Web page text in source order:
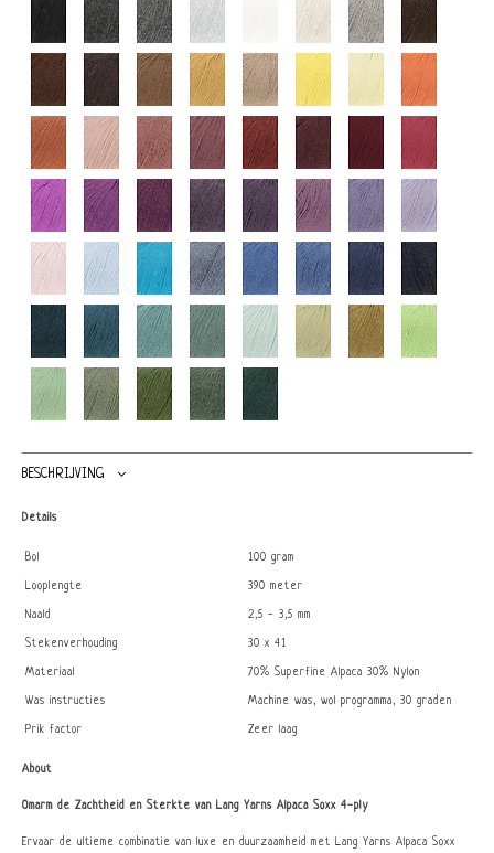
BESCHRIJVING
Details
Bol 100 gram
Looplengte 390 meter
Naald 2,5 - 3,5 mm
Stekenverhouding 30 x 41
Materiaal 70% Superfine Alpaca 30% Nylon
Was instructies Machine was, wol programma, 30 graden
Prik factor Zeer laag
About
Omarm de Zachtheid en Sterkte van Lang Yarns Alpaca Soxx 4-ply
Ervaar de ultieme combinatie van luxe en duurzaamheid met Lang Yarns Alpaca Soxx